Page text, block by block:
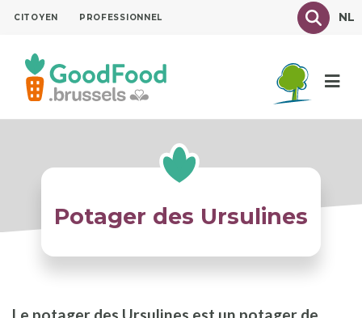
Aller
contenu
principal
CITOYEN PROFESSIONNEL TexteNL
Potager des Ursulines